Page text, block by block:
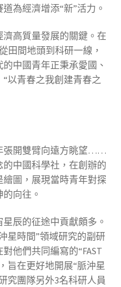
為經濟增添“新”活力。
高質量發展的關鍵。在
田間地頭到科研一線，
中國青年正秉承愛國、
以青春之我創建青春之
張開雙臂向遠方眺望……
中國科學社，在創辦的
圖，展現當時青年對探
向往。
辰的征途中貢獻頗多。
星時間”領域研究的副研
他們共同編寫的“FAST
旨在更好地開展“脈沖星
究團隊另外3名科研人員